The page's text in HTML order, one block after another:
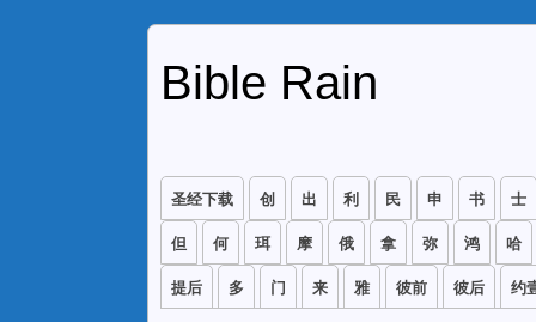
Bible Rain
圣经下载 创 出 利 民 申 书 士
但 何 珥 摩 俄 拿 弥 鸿 哈
提后 多 门 来 雅 彼前 彼后 约